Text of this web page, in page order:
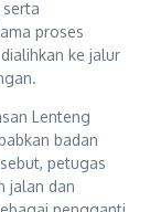
proses
ke jalur
Lenteng
badan
petugas
jalan dan